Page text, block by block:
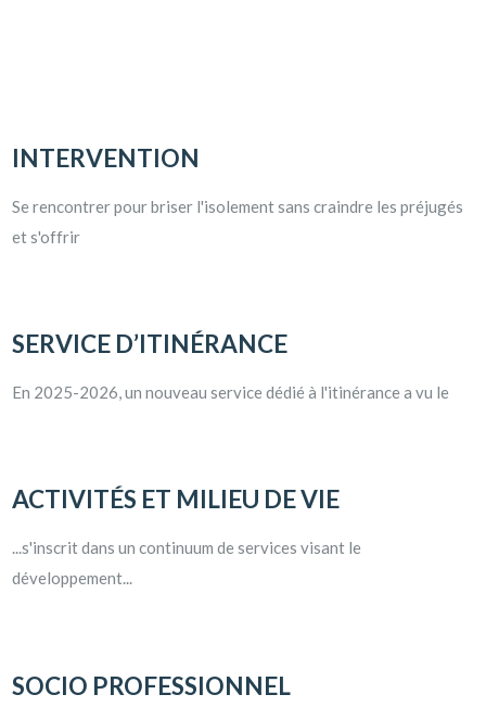
INTERVENTION
Se rencontrer pour briser l'isolement sans craindre les préjugés
et s'offrir
SERVICE D’ITINÉRANCE
En 2025-2026, un nouveau service dédié à l'itinérance a vu le
ACTIVITÉS ET MILIEU DE VIE
...s'inscrit dans un continuum de services visant le
développement...
SOCIO PROFESSIONNEL